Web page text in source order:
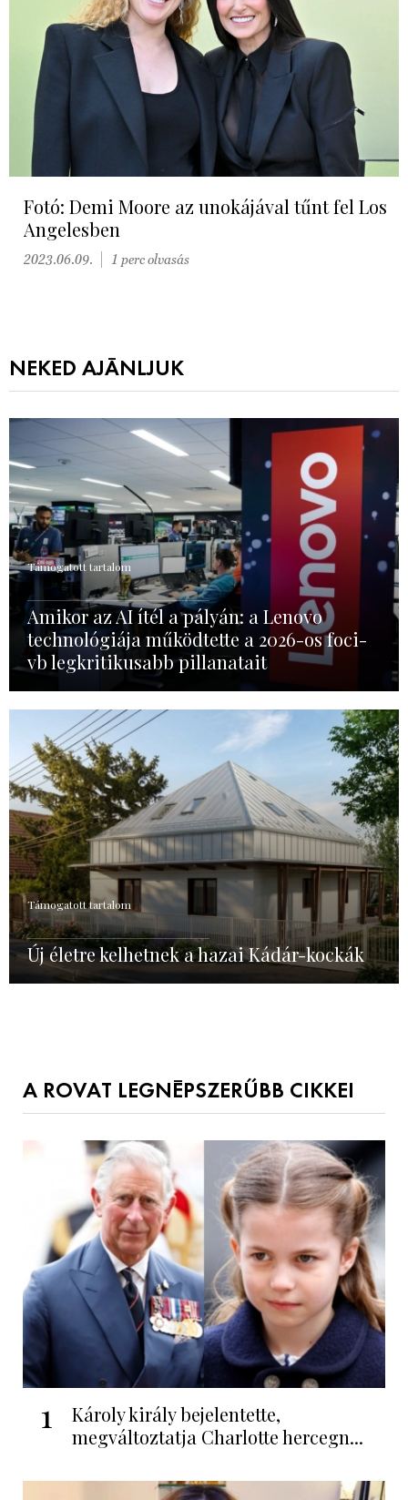
Fotó: Demi Moore az unokájával tűnt fel Los
Angelesben
2023.06.09. 1 perc olvasás
NEKED AJÁNLJUK
Támogatott tartalom
Amikor az AI ítél a pályán: a Lenovo
technológiája működtette a 2026-os foci-
vb legkritikusabb pillanatait
Támogatott tartalom
Új életre kelhetnek a hazai Kádár-kockák
A ROVAT LEGNÉPSZERŰBB CIKKEI
1
Károly király bejelentette,
megváltoztatja Charlotte hercegn...